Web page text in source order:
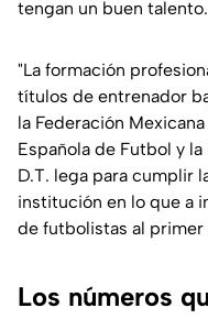
tengan un buen talento.
"La formación
títulos de entrenador
la Federación
Española de Futbol y
D.T. lega para cumplir
institución en lo que a
de futbolistas al primer
Los números